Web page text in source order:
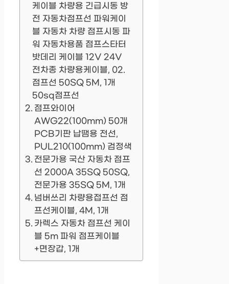
케이블 차량용 긴급시동 방
전 자동차점프선 파워케이
블 자동차 차량 점프시동 파
워 자동차용품 점프스타터
밧데리 케이블 12V 24V
전차종 차량용케이블, 02.
점프선 50SQ 5M, 1개
50sq점프선
점프와이어
AWG22(100mm) 50개
PCB기판 납땜용 전선,
PUL210(100mm) 검정색
전문가용 국산 자동차 점프
선 2000A 35SQ 50SQ,
전문가용 35SQ 5M, 1개
넘버쓰리 차량용접프선 점
프선케이블, 4M, 1개
카렉스 자동차 점프선 케이
블 5m 파워 점프케이블
+면장갑, 1개